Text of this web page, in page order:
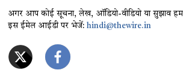
अगर आप कोई सूचना, लेख, ऑडियो-वीडियो या सुझाव हम
इस ईमेल आईडी पर भेजें:hindi@thewire.in